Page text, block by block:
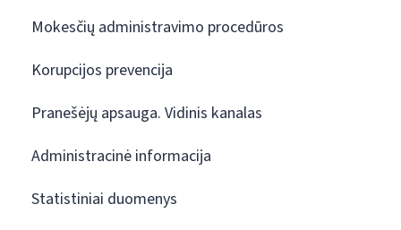
Mokesčių administravimo procedūros
Korupcijos prevencija
Pranešėjų apsauga. Vidinis kanalas
Administracinė informacija
Statistiniai duomenys